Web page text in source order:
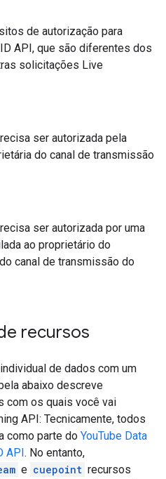
de autorização para
API, que são diferentes dos
solicitações Live
ser autorizada pela
do canal de transmissão
ser autorizada por uma
ao proprietário do
canal de transmissão do
recursos
de dados com um
abaixo descreve
com os quais você vai
API: Tecnicamente, todos
como parte do YouTube Data
API. No entanto,
e cuepoint recursos